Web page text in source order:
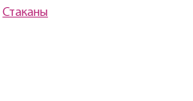
Стаканы